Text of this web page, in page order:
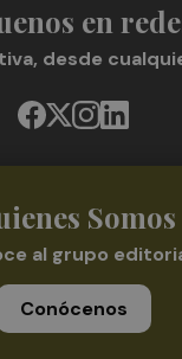
en
desde
Somos
al grupo
Conócenos